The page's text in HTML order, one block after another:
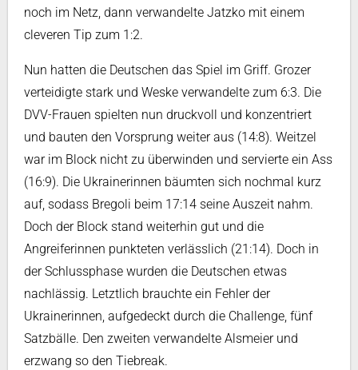
noch im Netz, dann verwandelte Jatzko mit einem
cleveren Tip zum 1:2.
Nun hatten die Deutschen das Spiel im Griff. Grozer
verteidigte stark und Weske verwandelte zum 6:3. Die
DVV-Frauen spielten nun druckvoll und konzentriert
und bauten den Vorsprung weiter aus (14:8). Weitzel
war im Block nicht zu überwinden und servierte ein Ass
(16:9). Die Ukrainerinnen bäumten sich nochmal kurz
auf, sodass Bregoli beim 17:14 seine Auszeit nahm.
Doch der Block stand weiterhin gut und die
Angreiferinnen punkteten verlässlich (21:14). Doch in
der Schlussphase wurden die Deutschen etwas
nachlässig. Letztlich brauchte ein Fehler der
Ukrainerinnen, aufgedeckt durch die Challenge, fünf
Satzbälle. Den zweiten verwandelte Alsmeier und
erzwang so den Tiebreak.